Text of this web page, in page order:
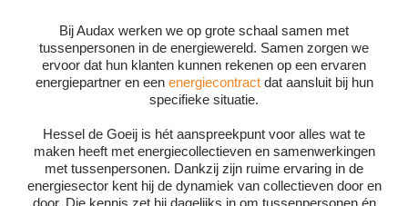
Bij Audax werken we op grote schaal samen met
tussenpersonen in de energiewereld. Samen zorgen we
ervoor dat hun klanten kunnen rekenen op een ervaren
energiepartner en een energiecontract dat aansluit bij hun
specifieke situatie.
Hessel de Goeij is hét aanspreekpunt voor alles wat te
maken heeft met energiecollectieven en samenwerkingen
met tussenpersonen. Dankzij zijn ruime ervaring in de
energiesector kent hij de dynamiek van collectieven door en
door. Die kennis zet hij dagelijks in om tussenpersonen én